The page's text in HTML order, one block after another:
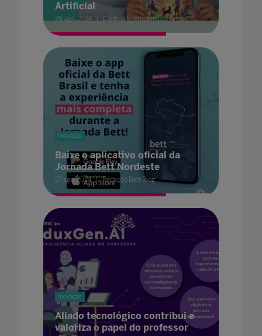
Artificial
29 ago. 2024 Conteúdo patrocinado: Árvore
Inovação
Baixe o aplicativo oficial da
Jornada Bett Nordeste
27 ago. 2024 Redação Bett Blog
Inovação
Aliado tecnológico contribui e
valoriza o papel do professor